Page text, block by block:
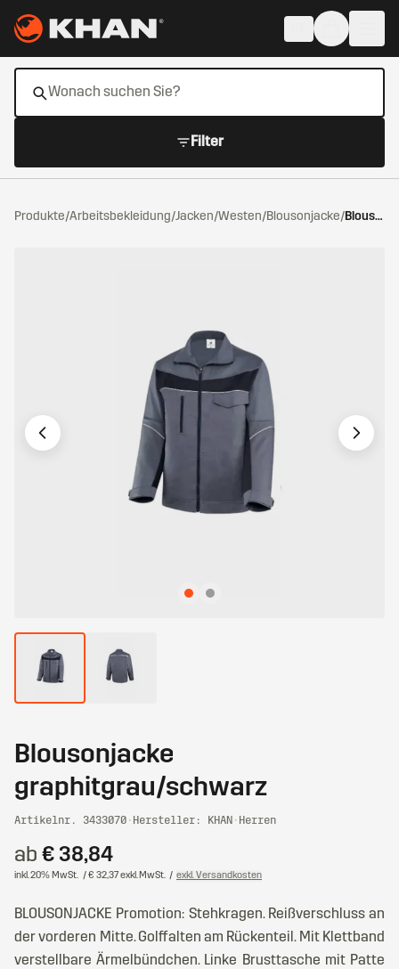
Filter
Produkte/Arbeitsbekleidung/Jacken/Westen/Blousonjacke/ Blousonjacke graphitgrau/schwarz
Blousonjacke
graphitgrau/schwarz
Artikelnr. 3433070 · Hersteller: KHAN · Herren
ab € 38,84
inkl. 20% MwSt. / € 32,37 exkl. MwSt. / exkl. Versandkosten
BLOUSONJACKE Promotion: Stehkragen. Reißverschluss an
der vorderen Mitte. Golffalten am Rückenteil. Mit Klettband
verstellbare Ärmelbündchen. Linke Brusttasche mit Patte